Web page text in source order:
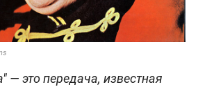
— это передача, известная